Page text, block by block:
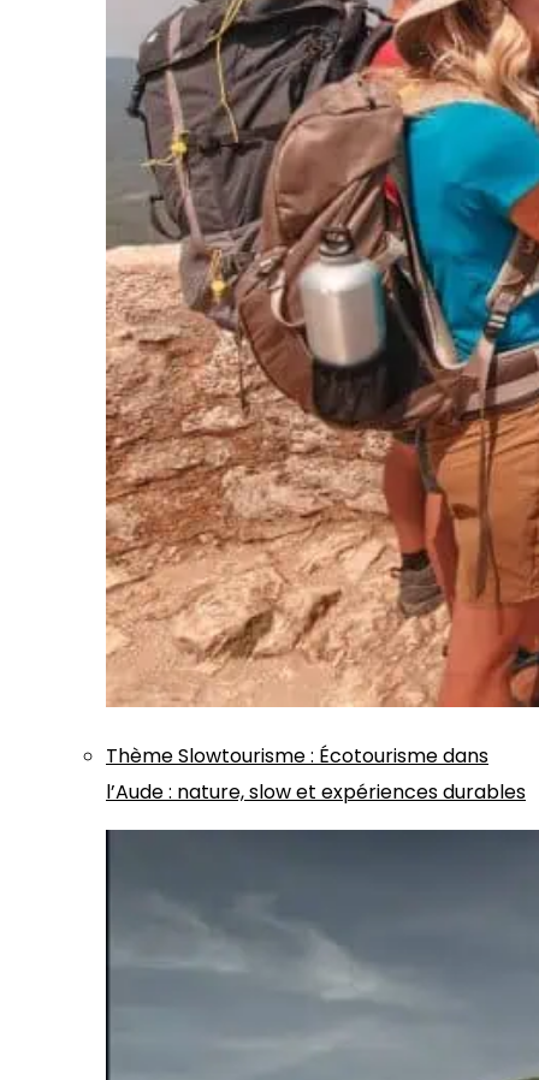
ThèmeSlowtourisme: Écotourisme dans
l’Aude : nature, slow et expériences durables